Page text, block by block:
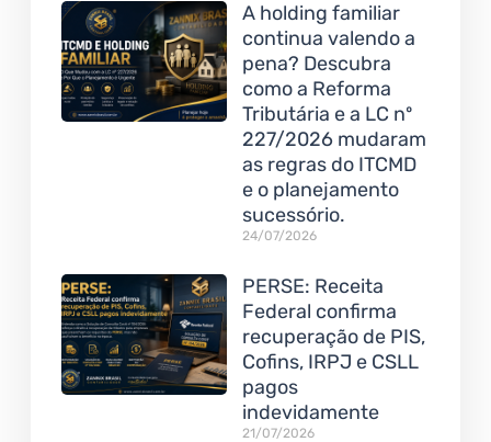
A holding familiar
continua valendo a
pena? Descubra
como a Reforma
Tributária e a LC nº
227/2026 mudaram
as regras do ITCMD
e o planejamento
sucessório.
24/07/2026
PERSE: Receita
Federal confirma
recuperação de PIS,
Cofins, IRPJ e CSLL
pagos
indevidamente
21/07/2026